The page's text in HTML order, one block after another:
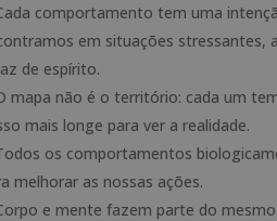
comportamento tem uma
em situações stressantes,
de espírito.
mapa não é o território: cada um
mais longe para ver a realidade.
os comportamentos
melhorar as nossas ações.
e mente fazem parte do